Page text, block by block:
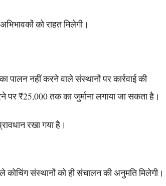
को राहत मिलेगी।
नहीं करने वाले संस्थानों पर कार्रवाई की
₹25,000 तक का जुर्माना लगाया जा सकता है।
रखा गया है।
कोचिंग संस्थानों को ही संचालन की अनुमति मिलेगी।